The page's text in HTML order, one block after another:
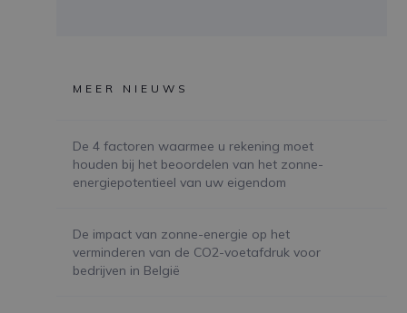
MEER NIEUWS
De 4 factoren waarmee u rekening moet
houden bij het beoordelen van het zonne-
energiepotentieel van uw eigendom
De impact van zonne-energie op het
verminderen van de CO2-voetafdruk voor
bedrijven in België